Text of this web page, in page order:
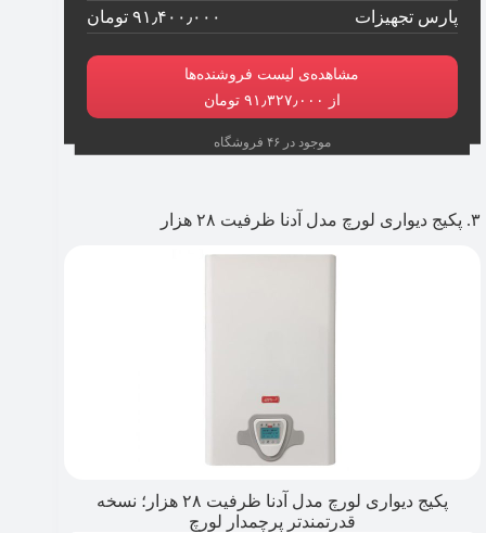
پارس تجهیزات
۹۱٫۴۰۰٫۰۰۰ تومان
مشاهده‌ی لیست فروشنده‌ها
از ۹۱٫۳۲۷٫۰۰۰ تومان
موجود در ۴۶ فروشگاه
۳. پکیج دیواری لورچ مدل آدنا ظرفیت ۲۸ هزار
پکیج دیواری لورچ مدل آدنا ظرفیت ۲۸ هزار؛ نسخه
قدرتمندتر پرچمدار لورچ